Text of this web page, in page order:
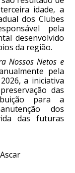
idade, a
dos Clubes
pela
desenvolvido
da região.
Nossos Netos e
pela
a iniciativa
das
para a
dos
das futuras